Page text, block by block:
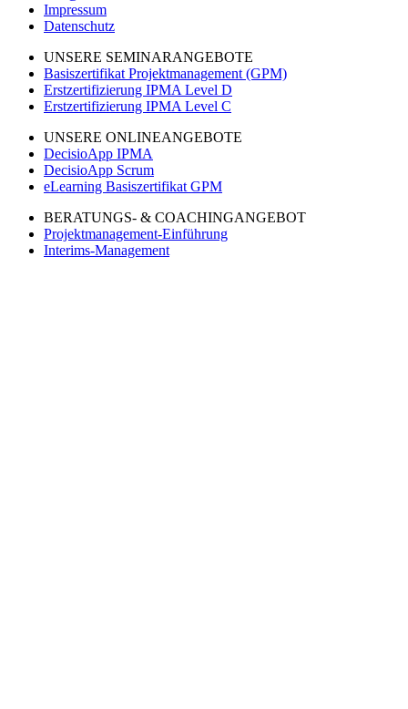
Impressum
Datenschutz
UNSERE SEMINARANGEBOTE
Basiszertifikat Projektmanagement (GPM)
Erstzertifizierung IPMA Level D
Erstzertifizierung IPMA Level C
UNSERE ONLINEANGEBOTE
DecisioApp IPMA
DecisioApp Scrum
eLearning Basiszertifikat GPM
BERATUNGS- & COACHINGANGEBOT
Projektmanagement-Einführung
Interims-Management